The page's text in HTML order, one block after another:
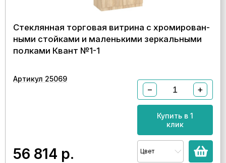
Стеклянная торговая витрина с хромирован-
ными стойками и маленькими зеркальными
полками Квант №1-1
Артикул 25069
56 814 р.
− +
Купить в 1
клик
Цвет